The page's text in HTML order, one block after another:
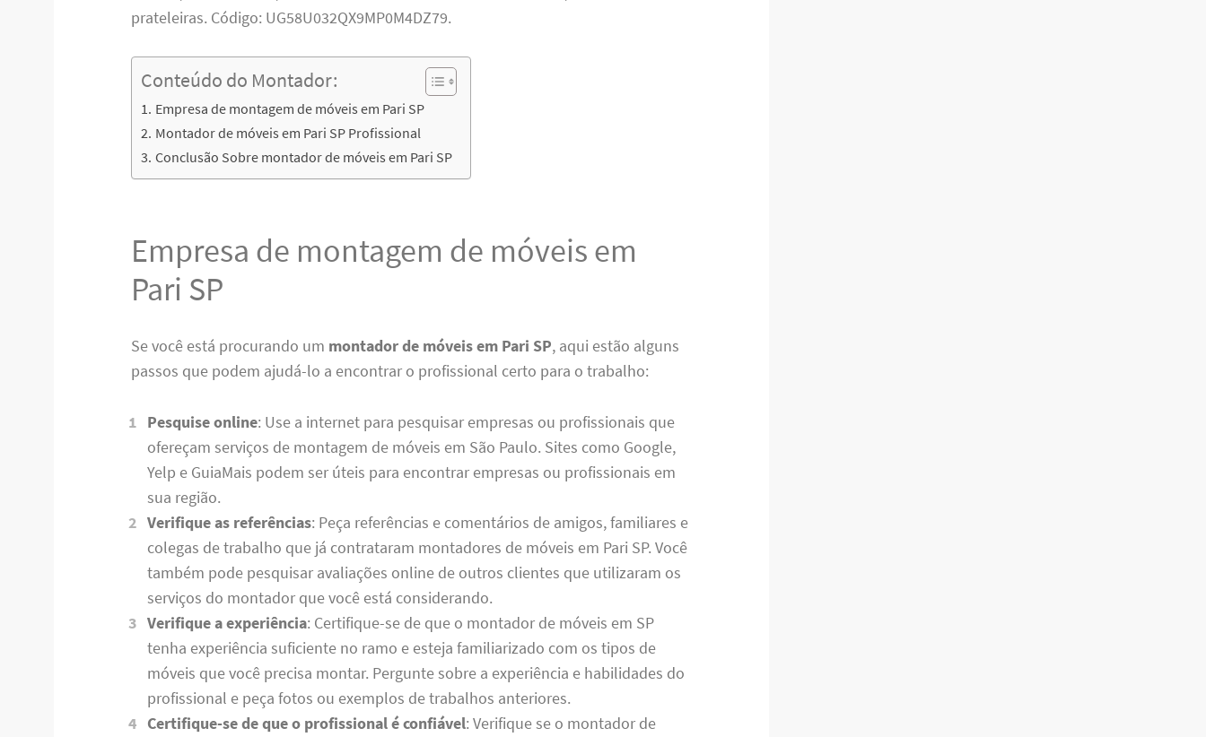
prateleiras. Código: UG58U032QX9MP0M4DZ79.
Conteúdo do Montador:
Empresa de montagem de móveis em Pari SP
Montador de móveis em Pari SP Profissional
Conclusão Sobre montador de móveis em Pari SP
Empresa de montagem de móveis em
Pari SP
Se você está procurando um montador de móveis em Pari SP, aqui estão alguns
passos que podem ajudá-lo a encontrar o profissional certo para o trabalho:
Pesquise online: Use a internet para pesquisar empresas ou profissionais que
ofereçam serviços de montagem de móveis em São Paulo. Sites como Google,
Yelp e GuiaMais podem ser úteis para encontrar empresas ou profissionais em
sua região.
Verifique as referências: Peça referências e comentários de amigos, familiares e
colegas de trabalho que já contrataram montadores de móveis em Pari SP. Você
também pode pesquisar avaliações online de outros clientes que utilizaram os
serviços do montador que você está considerando.
Verifique a experiência: Certifique-se de que o montador de móveis em SP
tenha experiência suficiente no ramo e esteja familiarizado com os tipos de
móveis que você precisa montar. Pergunte sobre a experiência e habilidades do
profissional e peça fotos ou exemplos de trabalhos anteriores.
Certifique-se de que o profissional é confiável: Verifique se o montador de